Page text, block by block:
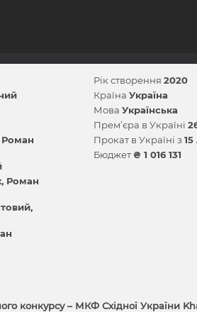
Роман
Роман
Рік створення 2020
Країна Україна
Мова Українська
Прем’єра в Україні
Прокат в Україні з
Бюджет ₴ 1 016 131
конкурсу – МКФ Східної України